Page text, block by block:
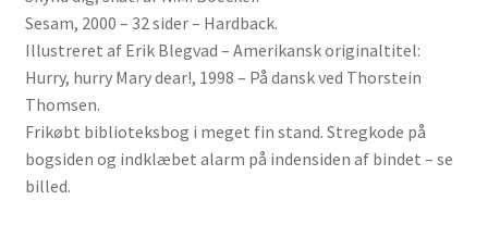
Sesam, 2000 – 32 sider – Hardback.
Illustreret af Erik Blegvad – Amerikansk originaltitel:
Hurry, hurry Mary dear!, 1998 – På dansk ved Thorstein
Thomsen.
Frikøbt biblioteksbog i meget fin stand. Stregkode på
bogsiden og indklæbet alarm på indensiden af bindet – se
billed.